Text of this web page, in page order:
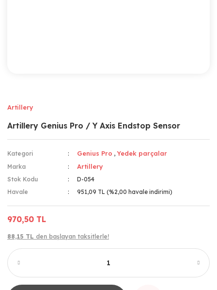
Artillery
Artillery Genius Pro / Y Axis Endstop Sensor
Kategori Genius Pro ,Yedek parçalar
Marka Artillery
Stok Kodu
D-054
Havale
951,09 TL (%2,00 havale indirimi)
970,50 TL
88,15 TL den başlayan taksitlerle!